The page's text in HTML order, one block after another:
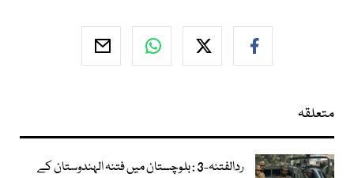
متعلقہ
ردالفتنہ-3 : بلوچستان میں فتنہ الہندوستان کے